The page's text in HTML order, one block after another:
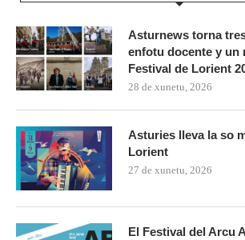
Asturnews torna
enfotu docente y un
Festival de Lorient
28 de xunetu, 2026
Asturies lleva la so
Lorient
27 de xunetu, 2026
El Festival del Arcu